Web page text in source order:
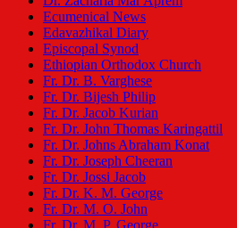
Ecumenical News
Edavazhikal Diary
Episcopal Synod
Ethiopian Orthodox Church
Fr. Dr. B. Varghese
Fr. Dr. Bijesh Philip
Fr. Dr. Jacob Kurian
Fr. Dr. John Thomas Karingattil
Fr. Dr. Johns Abraham Konat
Fr. Dr. Joseph Cheeran
Fr. Dr. Jossi Jacob
Fr. Dr. K. M. George
Fr. Dr. M. O. John
Fr. Dr. M. P. George